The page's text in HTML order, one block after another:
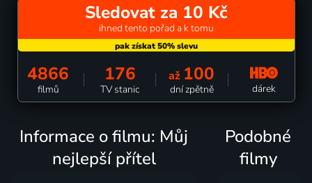
Sledovat za 10 Kč
ihned tento pořad a k tomu
4866
filmů
176
TV stanic
až 100
dní zpětně dárek
Informace o filmu: Můj
nejlepší přítel
Podobné
filmy